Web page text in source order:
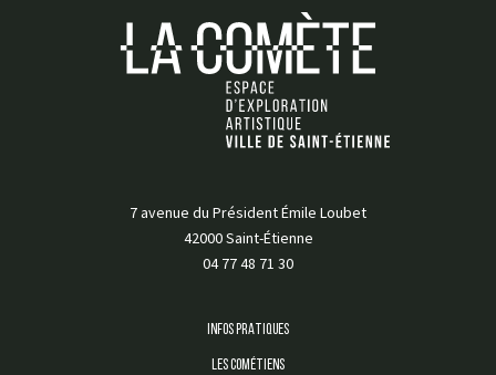
7 avenue du Président Émile Loubet
42000 Saint-Étienne
04 77 48 71 30
INFOS PRATIQUES
LES COMÉTIENS